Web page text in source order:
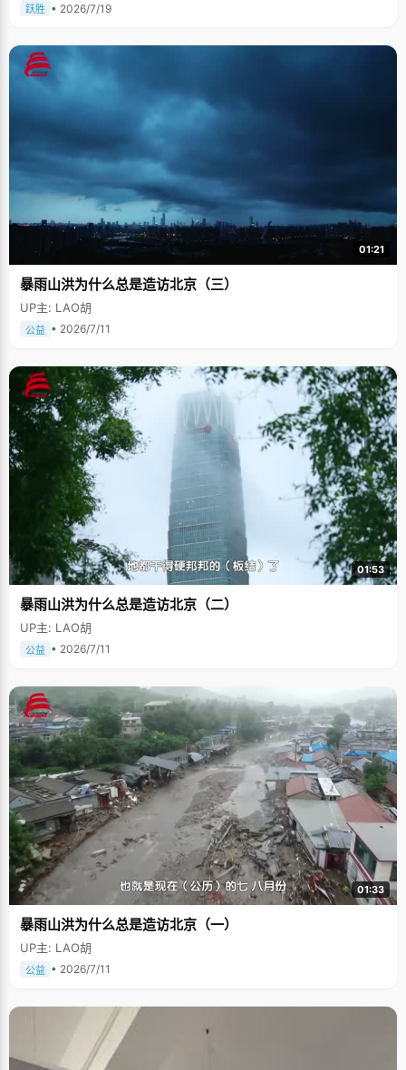
跃胜 • 2026/7/19
01:21
暴雨山洪为什么总是造访北京（三）
UP主: LAO胡
公益 • 2026/7/11
01:53
暴雨山洪为什么总是造访北京（二）
UP主: LAO胡
公益 • 2026/7/11
01:33
暴雨山洪为什么总是造访北京（一）
UP主: LAO胡
公益 • 2026/7/11